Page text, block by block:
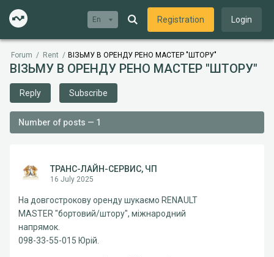
En Registration Login
Forum / Rent / ВІЗЬМУ В ОРЕНДУ РЕНО МАСТЕР "ШТОРУ"
ВІЗЬМУ В ОРЕНДУ РЕНО МАСТЕР "ШТОРУ"
Reply Subscribe
Number of posts — 1
ТРАНС-ЛАЙН-СЕРВИС, ЧП
16 July 2025
На довгострокову оренду шукаємо RENAULT
MASTER "бортовий/штору", міжнародний
напрямок.
098-33-55-015 Юрій.